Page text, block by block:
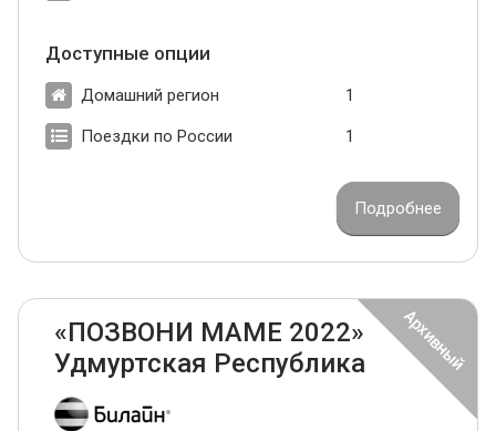
Доступные опции
Домашний регион 1
Поездки по России 1
Подробнее
«ПОЗВОНИ МАМЕ 2022»
Удмуртская Республика